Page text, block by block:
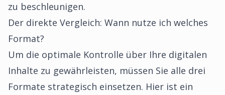
zu beschleunigen.
Der direkte Vergleich: Wann nutze ich welches
Format?
Um die optimale Kontrolle über Ihre digitalen
Inhalte zu gewährleisten, müssen Sie alle drei
Formate strategisch einsetzen. Hier ist ein